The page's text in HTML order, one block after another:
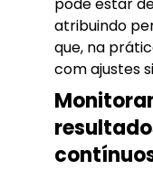
atribuindo
que, na
com ajustes